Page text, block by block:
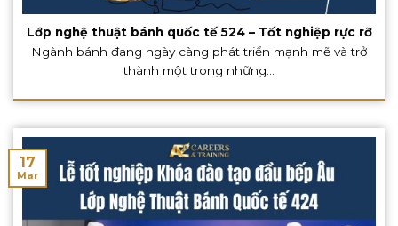
Lớp nghệ thuật bánh quốc tế 524 – Tốt nghiệp rực rỡ
Ngành bánh đang ngày càng phát triển mạnh mẽ và trở
thành một trong những...
17
Mar